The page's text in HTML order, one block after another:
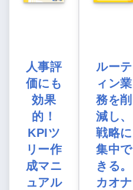
人事評
価にも
効果
的！
KPIツ
リー作
成マニ
ュアル
ルーテ
ィン業
務を削
減し、
戦略に
集中で
きる。
カオナ